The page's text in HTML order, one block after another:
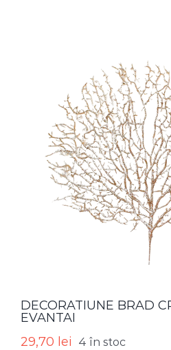
DECORATIUNE BRAD
EVANTAI
29,70 lei 4 în stoc